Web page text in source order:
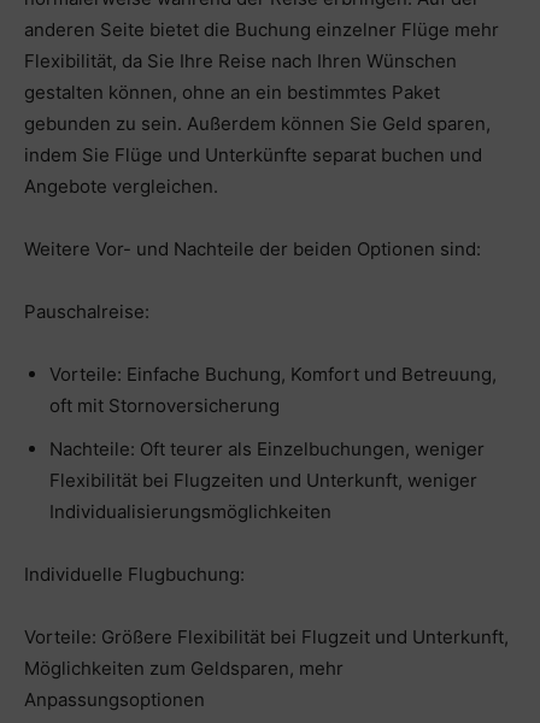
anderen Seite bietet die Buchung einzelner Flüge mehr
Flexibilität, da Sie Ihre Reise nach Ihren Wünschen
gestalten können, ohne an ein bestimmtes Paket
gebunden zu sein. Außerdem können Sie Geld sparen,
indem Sie Flüge und Unterkünfte separat buchen und
Angebote vergleichen.
Weitere Vor- und Nachteile der beiden Optionen sind:
Pauschalreise:
Vorteile: Einfache Buchung, Komfort und Betreuung,
oft mit Stornoversicherung
Nachteile: Oft teurer als Einzelbuchungen, weniger
Flexibilität bei Flugzeiten und Unterkunft, weniger
Individualisierungsmöglichkeiten
Individuelle Flugbuchung:
Vorteile: Größere Flexibilität bei Flugzeit und Unterkunft,
Möglichkeiten zum Geldsparen, mehr
Anpassungsoptionen